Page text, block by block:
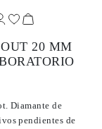
20 MM
Diamante de
pendientes de